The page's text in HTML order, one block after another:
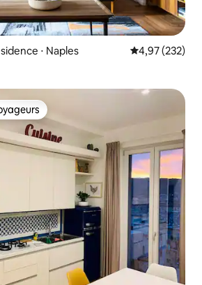
⋅ Naples Évaluation
4,97 (232)
les plus appréciés